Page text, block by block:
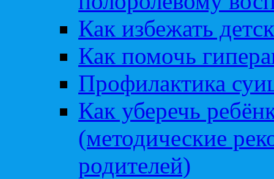
Как избежать
Как помочь
Профилактика
Как уберечь
(методические
родителей)